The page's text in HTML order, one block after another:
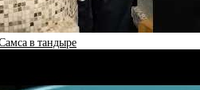
в тандыре